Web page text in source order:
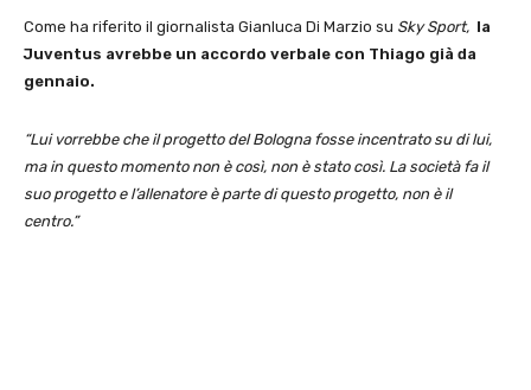
Come ha riferito il giornalista Gianluca Di Marzio su Sky Sport, la
Juventus avrebbe un accordo verbale con Thiago già da
gennaio.
“Lui vorrebbe che il progetto del Bologna fosse incentrato su di lui,
ma in questo momento non è così, non è stato così. La società fa il
suo progetto e l’allenatore è parte di questo progetto, non è il
centro.”